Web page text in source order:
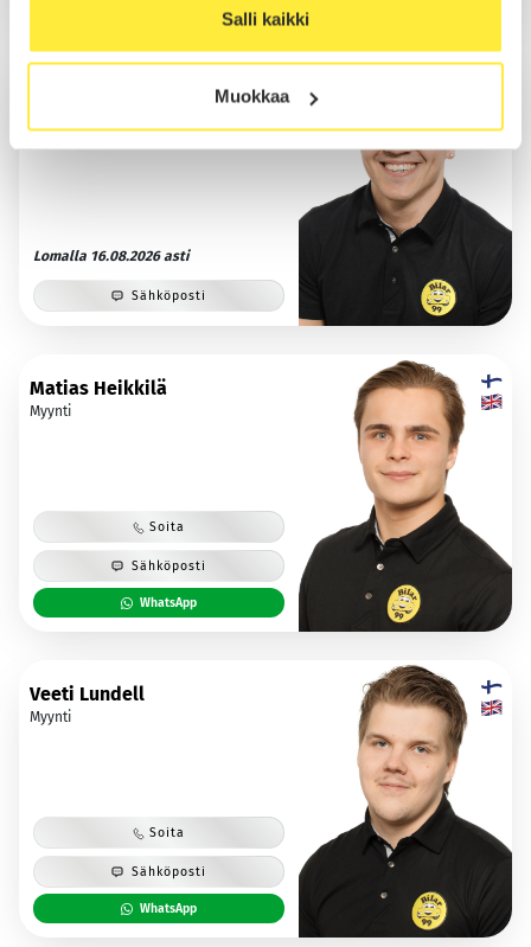
Salli kaikki
Muokkaa
Lomalla 16.08.2026 asti
Sähköposti
Matias Heikkilä
Myynti
Soita
Sähköposti
WhatsApp
Veeti Lundell
Myynti
Soita
Sähköposti
WhatsApp